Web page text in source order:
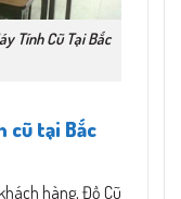
Tính Cũ Tại Bắc
cũ tại Bắc
hàng, Đồ Cũ